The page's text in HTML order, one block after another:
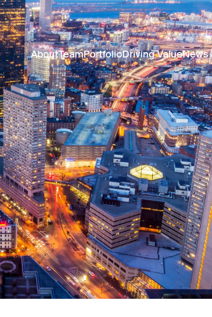
AboutTeamPortfolioDriving ValueNews